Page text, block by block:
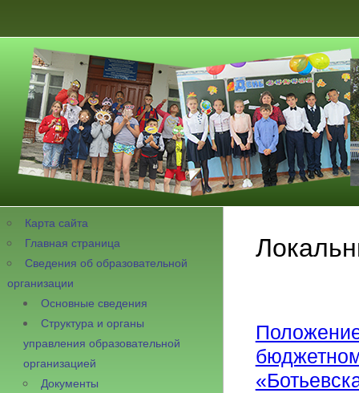
Карта сайта
Главная страница
Сведения об образовательной
организации
Основные сведения
Структура и органы
управления образовательной
организацией
Документы